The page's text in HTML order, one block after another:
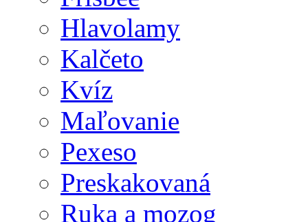
Hlavolamy
Kalčeto
Kvíz
Maľovanie
Pexeso
Preskakovaná
Ruka a mozog